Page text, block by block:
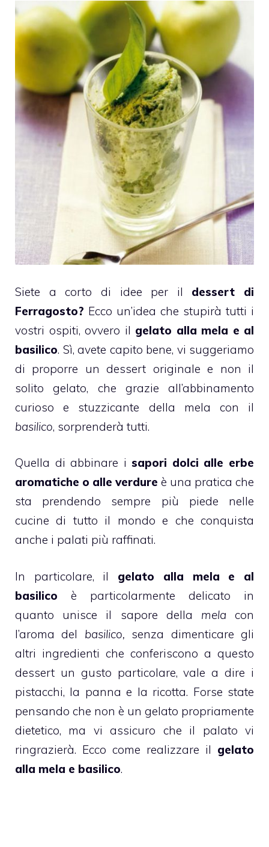
Siete a corto di idee per il dessert di
Ferragosto? Ecco un’idea che stupirà tutti i
vostri ospiti, ovvero il gelato alla mela e al
basilico. Sì, avete capito bene, vi suggeriamo
di proporre un dessert originale e non il
solitogelato, che grazie all’abbinamento
curioso e stuzzicante della mela con il
basilico, sorprenderà tutti.
Quella di abbinare isapori dolci alle erbe
aromatiche o alle verdure è una pratica che
sta prendendo sempre più piede nelle
cucine di tutto il mondo e che conquista
anche i palati più raffinati.
In particolare, il gelato alla mela e al
basilico è particolarmente delicato in
quanto unisce il sapore della mela con
l’aroma del basilico, senza dimenticare gli
altri ingredienti che conferiscono a questo
dessert un gusto particolare, vale a dire i
pistacchi, la panna e la ricotta. Forse state
pensando che non è un gelato propriamente
dietetico, ma vi assicuro che il palato vi
ringrazierà. Ecco come realizzare il gelato
alla mela e basilico.